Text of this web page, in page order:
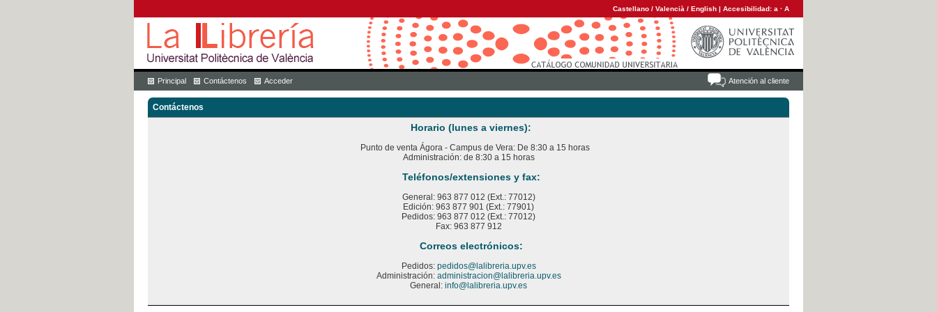
Castellano / Valencià / English | Accesibilidad: a · A
Atención al cliente
Principal Contáctenos Acceder
Contáctenos
Horario (lunes a viernes):
Punto de venta Ágora - Campus de Vera: De 8:30 a 15 horas
Administración: de 8:30 a 15 horas
Teléfonos/extensiones y fax:
General: 963 877 012 (Ext.: 77012)
Edición: 963 877 901 (Ext.: 77901)
Pedidos: 963 877 012 (Ext.: 77012)
Fax: 963 877 912
Correos electrónicos:
Pedidos: pedidos@lalibreria.upv.es
Administración: administracion@lalibreria.upv.es
General: info@lalibreria.upv.es